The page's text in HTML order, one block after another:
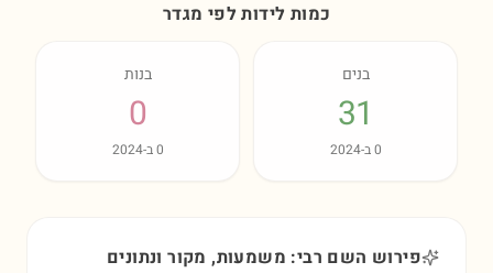
כמות לידות לפי מגדר
בנים
31
0ב-2024
בנות
0
0ב-2024
פירוש השם רבי: משמעות, מקור ונתונים